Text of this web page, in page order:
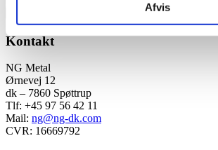
Afvis
Kontakt
NG Metal
Ørnevej 12
dk – 7860 Spøttrup
Tlf: +45 97 56 42 11
Mail: ng@ng-dk.com
CVR: 16669792